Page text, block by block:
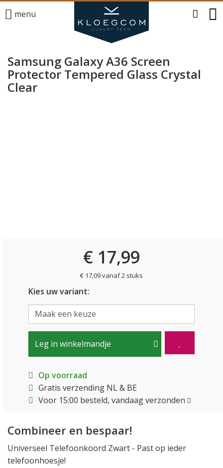
menu
Samsung Galaxy A36 Screen
Protector Tempered Glass Crystal
Clear
€ 17,99
€ 17,09 vanaf 2 stuks
Kies uw variant:
Leg in winkelmandje
Op voorraad
Gratis verzending NL & BE
Voor 15:00 besteld, vandaag verzonden
Combineer en bespaar!
Universeel Telefoonkoord Zwart - Past op ieder
telefoonhoesje!